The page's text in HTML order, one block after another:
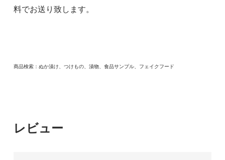
料でお送り致します。
商品検索：ぬか漬け、つけもの、漬物、食品サンプル、フェイクフード
レビュー